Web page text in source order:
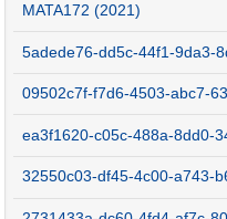
MATA172 (2021)
5adede76-dd5c-44f1-9da3-
09502c7f-f7d6-4503-abc7-
ea3f1620-c05c-488a-8dd0-
32550c03-df45-4c00-a743-